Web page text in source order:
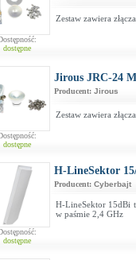
dostępne
Zestaw zawiera
dostępne
Jirous JRC-24
Producent: Jirous
Zestaw zawiera
dostępne
H-LineSektor
Producent: Cyberbajt
H-LineSektor 15dBi
w paśmie 2,4 GHz